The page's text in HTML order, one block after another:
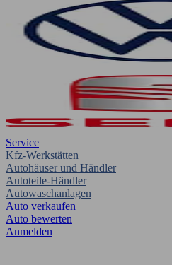
Service
Kfz-Werkstätten
Autohäuser und Händler
Autoteile-Händler
Autowaschanlagen
Auto verkaufen
Auto bewerten
Anmelden